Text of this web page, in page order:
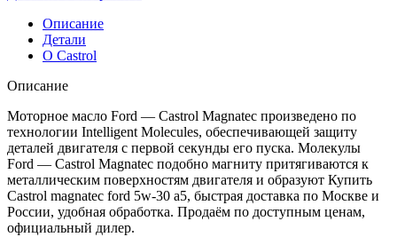
Magnatec
Ford
5w-
30
A5
Описание
Детали
О Castrol
Описание
Моторное масло Ford — Castrol Magnatec произведено по
технологии Intelligent Molecules, обеспечивающей защиту
деталей двигателя с первой секунды его пуска. Молекулы
Ford — Castrol Magnatec подобно магниту притягиваются к
металлическим поверхностям двигателя и образуют Купить
Castrol magnatec ford 5w-30 a5, быстрая доставка по Москве и
России, удобная обработка. Продаём по доступным ценам,
официальный дилер.